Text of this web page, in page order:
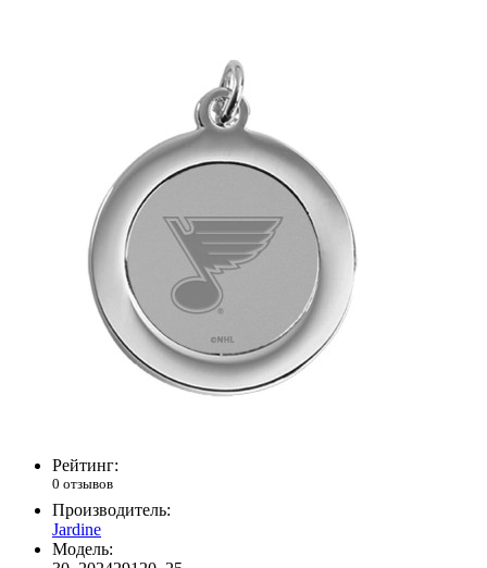
Рейтинг:
0 отзывов
Производитель:
Jardine
Модель: